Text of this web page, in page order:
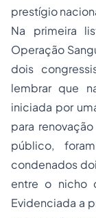
prestígio
Na primeira
Operação
dois
lembrar que
iniciada por
para
público,
condenados
entre o nicho
Evidenciada a